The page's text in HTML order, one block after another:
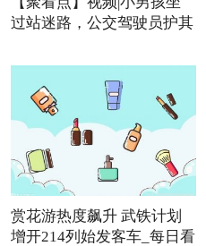
过站迷路，公交驾驶员护其
赏花游热度飙升 武铁计划
增开214列始发客车_每日看